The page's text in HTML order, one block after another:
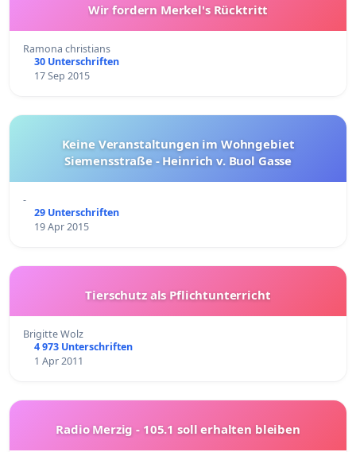
Wir fordern Merkel's Rücktritt
Ramona christians
30 Unterschriften
17 Sep 2015
Keine Veranstaltungen im Wohngebiet
Siemensstraße - Heinrich v. Buol Gasse
-
29 Unterschriften
19 Apr 2015
Tierschutz als Pflichtunterricht
Brigitte Wolz
4 973 Unterschriften
1 Apr 2011
Radio Merzig - 105.1 soll erhalten bleiben